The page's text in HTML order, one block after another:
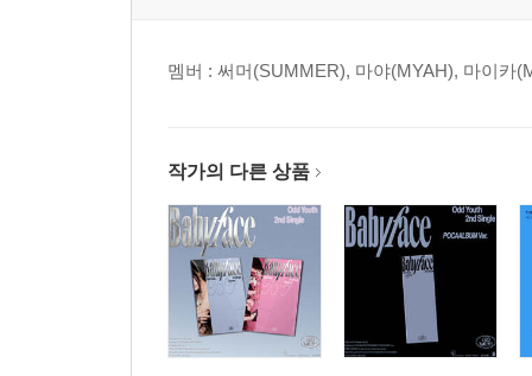
멤버 : 써머(SUMMER), 마야(MYAH), 마이카
작가의 다른 상품